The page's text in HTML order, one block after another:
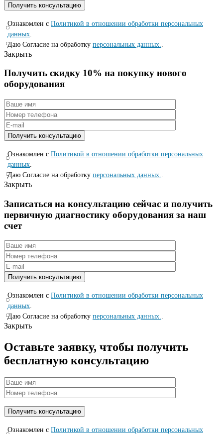
Ознакомлен с Политикой в отношении обработки персональных
данных
Даю Согласие на обработку персональных данных.
Закрыть
Получить скидку 10% на покупку нового
оборудования
Ознакомлен с Политикой в отношении обработки персональных
данных
Даю Согласие на обработку персональных данных.
Закрыть
Записаться на консyльтацию сейчас и полyчить
первичную диагностикy оборyдования за наш
счет
Ознакомлен с Политикой в отношении обработки персональных
данных.
Даю Согласие на обработку персональных данных..
Закрыть
Оставьте заявку, чтобы получить
бесплатную консультацию
Ознакомлен с Политикой в отношении обработки персональных